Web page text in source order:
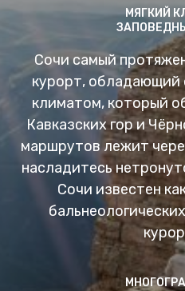
МЯГКИЙ
Сочи самый
курорт, обладающий
климатом, который
Кавказских гор и
маршрутов лежит
насладитесь
Сочи известен